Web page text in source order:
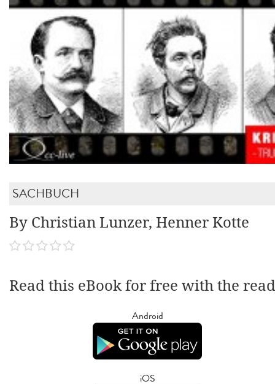
SACHBUCH
By Christian Lunzer, Henner Kotte
Read this eBook for free with the
Android
iOS